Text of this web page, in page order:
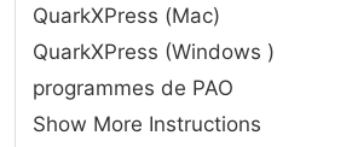
QuarkXPress (Mac)
QuarkXPress (Windows )
programmes de PAO
Show More Instructions